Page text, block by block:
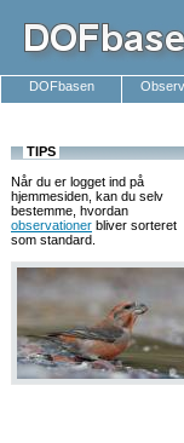
DOFbasen
TIPS
Når du er logget ind på
hjemmesiden, kan du selv
bestemme, hvordan
observationer bliver sorteret
som standard.